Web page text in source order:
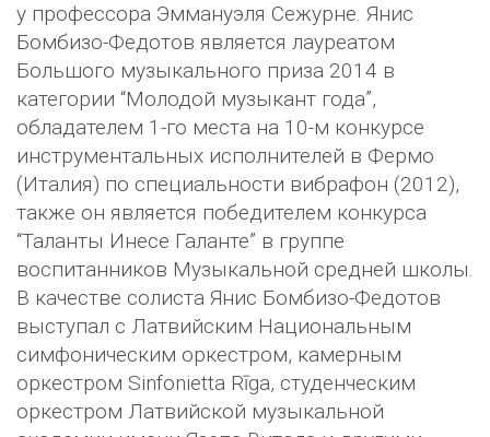
у профессора Эммануэля Сежурне. Янис
Бомбизо-Федотов является лауреатом
Большого музыкального приза 2014 в
категории “Молодой музыкант года”,
обладателем 1-го места на 10-м конкурсе
инструментальных исполнителей в Фермо
(Италия) по специальности вибрафон (2012),
также он является победителем конкурса
“Таланты Инесе Галанте” в группе
воспитанников Музыкальной средней школы.
В качестве солиста Янис Бомбизо-Федотов
выступал с Латвийским Национальным
симфоническим оркестром, камерным
оркестром Sinfonietta Rīga, студенческим
оркестром Латвийской музыкальной